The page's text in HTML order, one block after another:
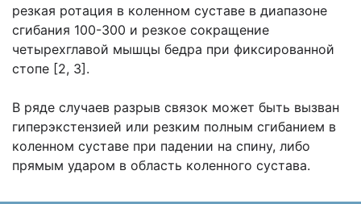
резкая ротация в коленном суставе в диапазоне
сгибания 100-300 и резкое сокращение
четырехглавой мышцы бедра при фиксированной
стопе [2, 3].
В ряде случаев разрыв связок может быть вызван
гиперэкстензией или резким полным сгибанием в
коленном суставе при падении на спину, либо
прямым ударом в область коленного сустава.